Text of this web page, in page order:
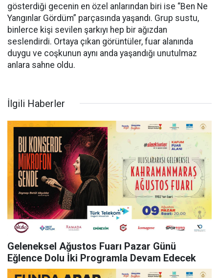
gösterdiği gecenin en özel anlarından biri ise “Ben Ne
Yangınlar Gördüm” parçasında yaşandı. Grup sustu,
binlerce kişi sevilen şarkıyı hep bir ağızdan
seslendirdi. Ortaya çıkan görüntüler, fuar alanında
duygu ve coşkunun aynı anda yaşandığı unutulmaz
anlara sahne oldu.
İlgili Haberler
Geleneksel Ağustos Fuarı Pazar Günü
Eğlence Dolu İki Programla Devam Edecek